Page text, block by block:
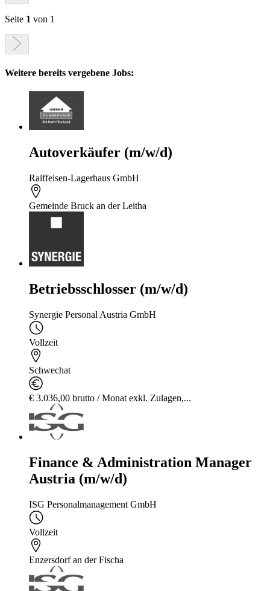
Seite 1 von 1
Weitere bereits vergebene Jobs:
Autoverkäufer (m/w/d)
Raiffeisen-Lagerhaus GmbH
Gemeinde Bruck an der Leitha
Betriebsschlosser (m/w/d)
Synergie Personal Austria GmbH
Vollzeit
Schwechat
€ 3.036,00 brutto / Monat exkl. Zulagen,...
Finance & Administration Manager
Austria (m/w/d)
ISG Personalmanagement GmbH
Vollzeit
Enzersdorf an der Fischa